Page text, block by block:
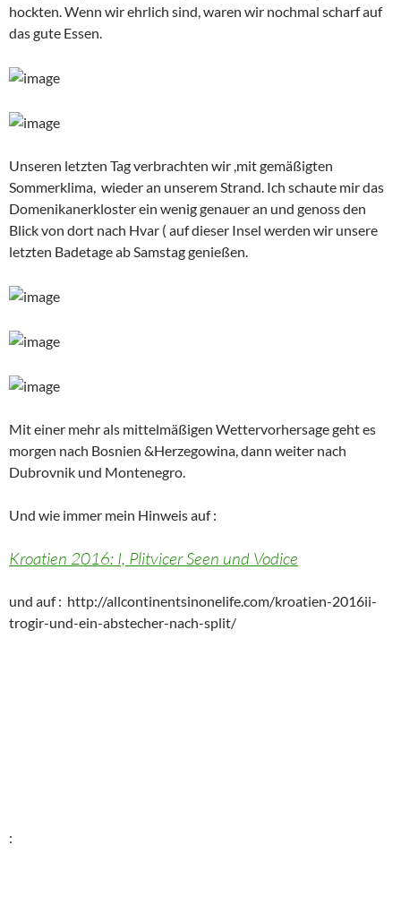
hockten. Wenn wir ehrlich sind, waren wir nochmal scharf auf
das gute Essen.
Unseren letzten Tag verbrachten wir ,mit gemäßigten
Sommerklima, wieder an unserem Strand. Ich schaute mir das
Domenikanerkloster ein wenig genauer an und genoss den
Blick von dort nach Hvar ( auf dieser Insel werden wir unsere
letzten Badetage ab Samstag genießen.
Mit einer mehr als mittelmäßigen Wettervorhersage geht es
morgen nach Bosnien &Herzegowina, dann weiter nach
Dubrovnik und Montenegro.
Und wie immer mein Hinweis auf :
Kroatien 2016: I, Plitvicer Seen und Vodice
und auf : http://allcontinentsinonelife.com/kroatien-2016ii-
trogir-und-ein-abstecher-nach-split/
: